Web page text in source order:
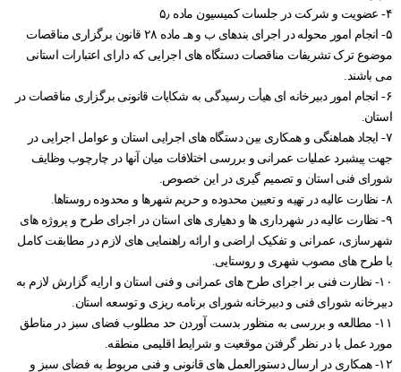
۴- عضویت و شرکت در جلسات کمیسیون ماده ۵٫
۵- انجام امور محوله در اجرای بندهای ب و هـ ماده ۲۸ قانون برگزاری مناقصات
موضوع ترک تشریفات مناقصات دستگاه های اجرایی که دارای اعتبارات استانی
می باشند.
۶- انجام امور دبیرخانه ای هیأت رسیدگی به شکایات قانونی برگزاری مناقصات در
استان.
۷- ایجاد هماهنگی و همکاری بین دستگاه های اجرایی استان و عوامل اجرایی در
جهت پیشبرد عملیات عمرانی و بررسی اختلافات میان آنها در چارچوب وظایف
شورای فنی استان و تصمیم گیری در این خصوص.
۸- نظارت عالیه در تهیه و تعیین محدوده و حریم شهرها و محدوده روستاها.
۹- نظارت عالیه در شهرداری ها و دهیاری های استان در اجرای طرح و پروژه های
شهرسازی، عمرانی و تفکیک اراضی و ارائه راهنمایی های لازم در مطابقت کامل
با طرح های مصوب شهری و روستایی.
۱۰- نظارت فنی بر اجرای طرح های عمرانی و فنی استان و ارایه گزارش لازم به
دبیرخانه شورای فنی و دبیرخانه شورای برنامه ریزی و توسعه استان.
۱۱- مطالعه و بررسی به منظور بدست آوردن حد مطلوب فضای سبز در مناطق
مورد عمل با در نظر گرفتن موقعیت و شرایط اقلیمی منطقه.
۱۲- همکاری در ارسال دستورالعمل های قانونی و فنی مربوط به فضای سبز و
دفتر امور بانوان و خانواده
مدیریت بحران
دفتر برنامه ریزی نوسازی و تحول اداری
دفتر امور اداری مالی
پایگاه امر به معروف و نهی از منکر
شورای فرهنگی
پایگاه بنیاد شهید و امور ایثارگران
قرارگاه اقتصادی مقاومتی استان
فرمانداری آبدانان
فرمانداری سیروان
فرمانداری چرداول
فرمانداری هلیلان
فرمانداری ملکشاهی
فرمانداری ایوان
فرمانداری بدره
چشم انداز استان ایلام
شاخص های آماری اقتصادی
سامانه راهبری میز خدمت حضوری
سامانه مدیریت خدمات دولت
دارندگان پروانه دفاتر خدمات پیشخوان استان
سامانه انتشار و دسترسی آزاد به اطلاعات
پیشخوان ارباب رجوع (ثبت و رهگیری مکاتبات)
سامانه آموزش، پژوهش و مدیریت دانش
شرح وظایف استانداری
نمودار سازمانی
درباره ما
تلفن دفاتر مدیران استانداری
خط مشی تارنما
بیانیه راهبرد مشارکت عمومی
تصمیم گیری الکترونیکی
بیانیه حریم خصوصی
دستورالعمل بروزرسانی سایت
بیانیه توافقنامه سطح خدمت
ارتباط با ما در پیام رسان ها
حقوق شهروندی
نظر، انتقاد، پیشنهاد
تلفن های ضروری استان
راهنمای ثبت شکایت
راهنمای فرآیند حل اختلاف
راهنمای رسیدگی به تخلفات اداری
تماس با ما
فعالان اقتصادی
پیام های استاندار
گالری
گالری تصاویر
گالری استاندار
گالری فیلم
اخبار انتخابات
اخبار وزارت کشور، استانداری ایلام
پربازدیدترین اخبار
نشریات استانداری
نشریات دفتر روابط عمومی
نشريات دفتر بازرسی، امور حقوقی و ارزيابی عملکرد
نشريات دفترپدافندغيرعامل
آرشیو اطلاعیه ها و بخشنامه ها
قوانین و مقررات
قانون اساسی
مناقصه، مزایده و فراخوان
شفافیت و تعارض منافع
پیشخوان ارباب رجوع(ثبت و پیگیری مکاتبات)
پرسش و پاسخ های متداول
جستجو